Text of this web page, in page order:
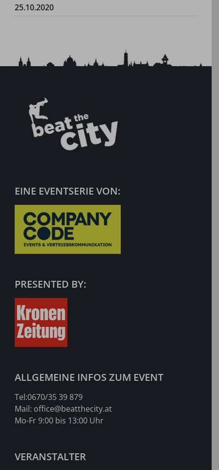
25.10.2020
EINE EVENTSERIE VON:
PRESENTED BY:
ALLGEMEINE INFOS ZUM EVENT
Tel:0670/35 39 879
Mail: office@beatthecity.at
Mo-Fr 9:00 bis 13:00 Uhr
VERANSTALTER